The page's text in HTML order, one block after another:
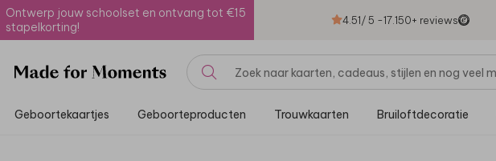
Ontwerp jouw schoolset en ontvang tot €15
stapelkorting!
4.51/ 5 -17.150+ reviews
Geboortekaartjes Geboorteproducten Trouwkaarten Bruiloftdecoratie